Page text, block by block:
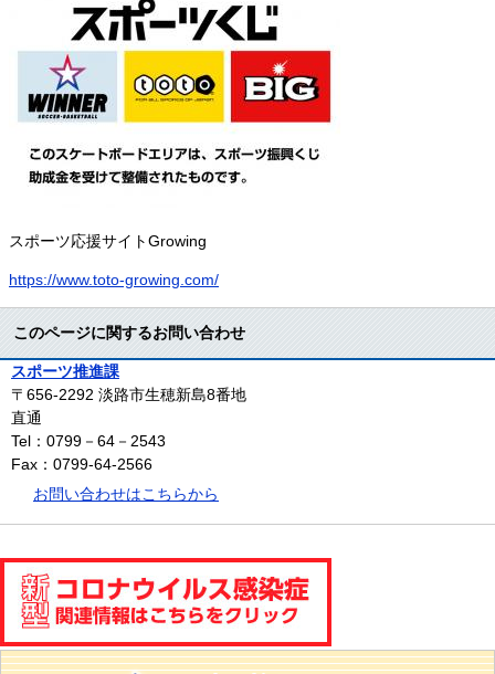
スポーツ応援サイトGrowing
https://www.toto-growing.com/
このページに関するお問い合わせ
スポーツ推進課
〒656-2292 淡路市生穂新島8番地
直通
Tel：0799－64－2543
Fax：0799-64-2566
お問い合わせはこちらから